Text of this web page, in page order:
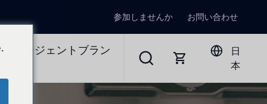
参加しませんか お問い合わせ
エージェントブラン
日
本